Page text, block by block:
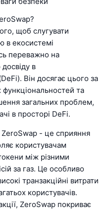
щоб слугувати
в екосистемі
переважно на
в
Він досягає цього за
та
загальних проблем,
в просторі DeFi.
ZeroSwap - це сприяння
користувачам
між різними
за газ. Це особливо
транзакційні витрати
користувачів.
ZeroSwap покриває